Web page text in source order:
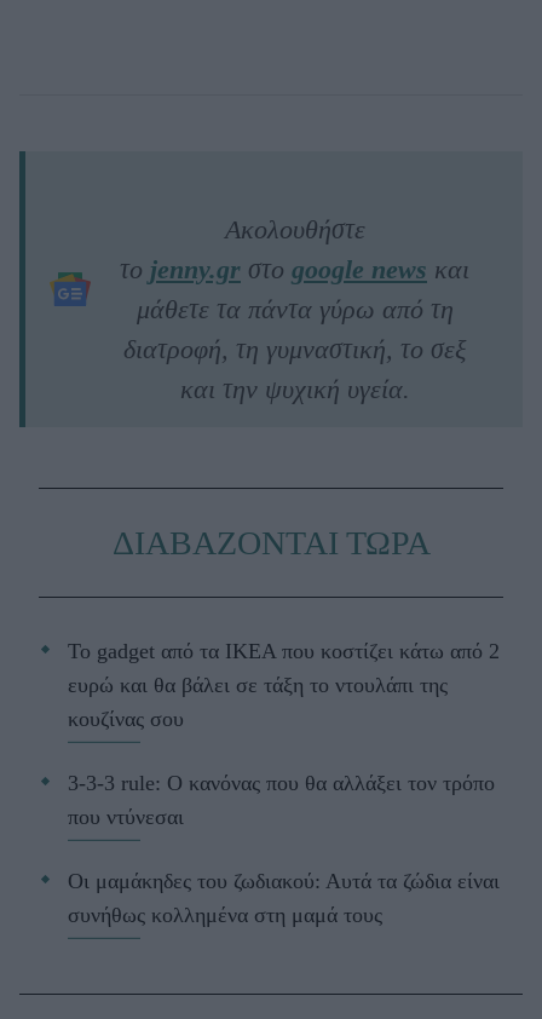
Ακολουθήστε
το jenny.gr στο google news και
μάθετε τα πάντα γύρω από τη
διατροφή, τη γυμναστική, το σεξ
και την ψυχική υγεία.
ΔΙΑΒΑΖΟΝΤΑΙ ΤΩΡΑ
Το gadget από τα IKEA που κοστίζει κάτω από 2
ευρώ και θα βάλει σε τάξη το ντουλάπι της
κουζίνας σου
3-3-3 rule: Ο κανόνας που θα αλλάξει τον τρόπο
που ντύνεσαι
Οι μαμάκηδες του ζωδιακού: Αυτά τα ζώδια είναι
συνήθως κολλημένα στη μαμά τους